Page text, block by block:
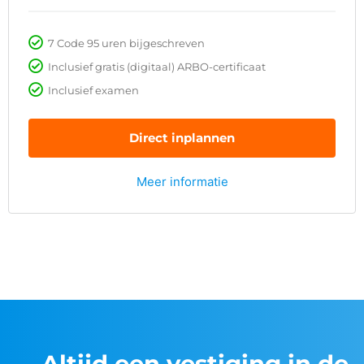
7 Code 95 uren bijgeschreven
Inclusief gratis (digitaal) ARBO-certificaat
Inclusief examen
Direct inplannen
Meer informatie